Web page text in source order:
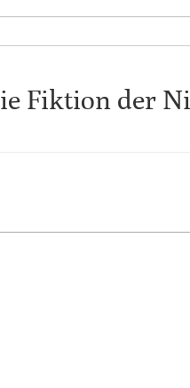
Fiktion der